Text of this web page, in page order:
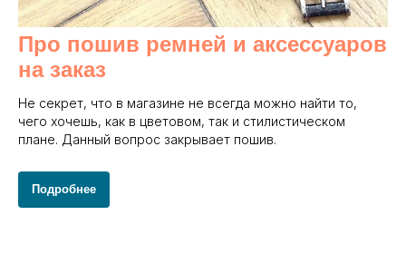
Про пошив ремней и аксессуаров
на заказ
Не секрет, что в магазине не всегда можно найти то,
чего хочешь, как в цветовом, так и стилистическом
плане. Данный вопрос закрывает пошив.
Подробнее